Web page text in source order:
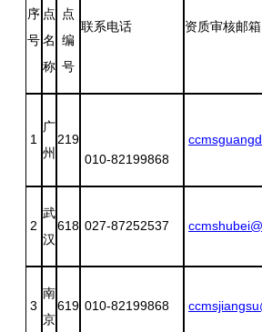
序
号
点
名
称
点
编
号
联系电话 资质审核邮箱
1
广
州
219
010-82199868
2
武
汉
618 027-87252537
3
南
京
619 010-82199868